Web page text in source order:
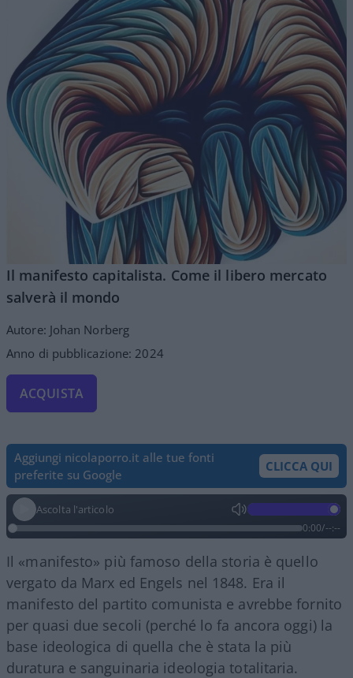
Il manifesto capitalista. Come il libero mercato
salverà il mondo
Autore: Johan Norberg
Anno di pubblicazione: 2024
ACQUISTA
Aggiungi nicolaporro.it alle tue fonti
preferite su Google
CLICCA QUI
Ascolta l'articolo
0:00/--:--
Il «manifesto» più famoso della storia è quello
vergato da Marx ed Engels nel 1848. Era il
manifesto del partito comunista e avrebbe fornito
per quasi due secoli (perché lo fa ancora oggi) la
base ideologica di quella che è stata la più
duratura e sanguinaria ideologia totalitaria.